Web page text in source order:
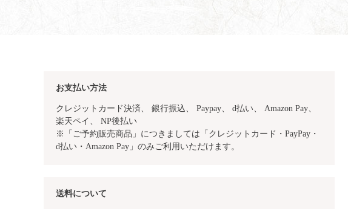
お支払い方法
クレジットカード決済、 銀行振込、 Paypay、 d払い、 Amazon Pay、
楽天ペイ、 NP後払い
※「ご予約販売商品」につきましては「クレジットカード・PayPay・
d払い・Amazon Pay」のみご利用いただけます。
送料について